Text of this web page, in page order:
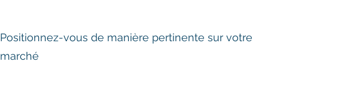
Positionnez-vous de manière pertinente sur votre
marché